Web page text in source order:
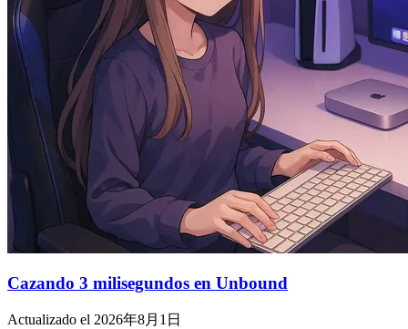
Cazando 3 milisegundos en Unbound
Actualizado el 2026年8月1日